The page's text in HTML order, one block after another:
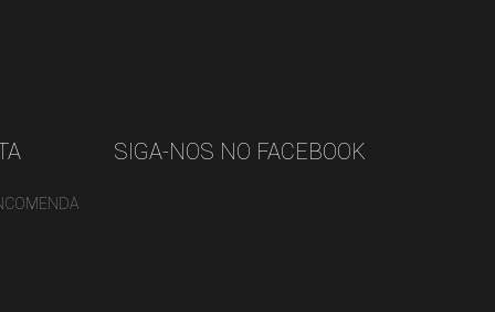
SIGA-NOS NO FACEBOOK